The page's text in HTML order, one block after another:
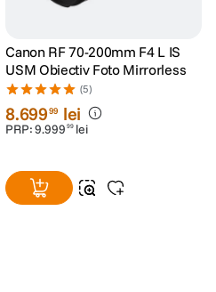
Canon RF 70-200mm F4 L IS
USM Obiectiv Foto Mirrorless
(5)
8.69999 lei
PRP:9.999 99 lei